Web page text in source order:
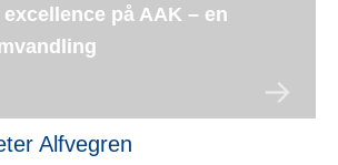
på AAK – en
Alfvegren